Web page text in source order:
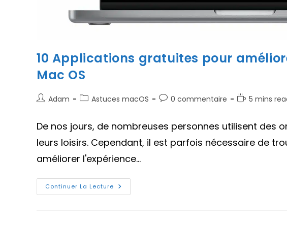
10 Applications gratuites pour
Mac OS
Auteur/autrice
publication :
Adam
PostAstuces macOS
Commentaires
publication :
0 commentaire
Temps
5 mins
De nos jours, de nombreuses personnes utilisent des
leurs loisirs. Cependant, il est parfois nécessaire de
améliorer l'expérience…
Continuer La Lecture 10
Applications